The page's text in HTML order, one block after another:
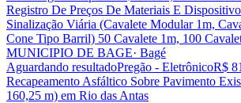
Registro De Preços De Materiais E
Sinalização Viária (Cavalete Modular 1m,
Cone Tipo Barril) 50 Cavalete 1m, 100
MUNICIPIO DE BAGE· Bagé
Aguardando resultadoPregão - EletrônicoR$
Recapeamento Asfáltico Sobre Pavimento
160,25 m) em Rio das Antas